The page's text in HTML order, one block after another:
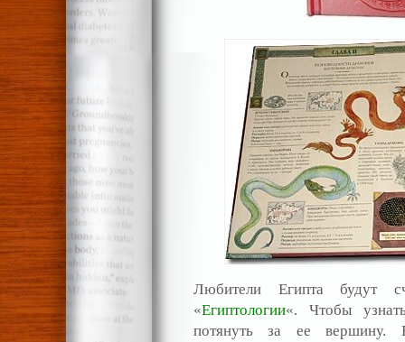
Любители Египта будут
«Египтологии«. Чтобы
потянуть за ее вершину.